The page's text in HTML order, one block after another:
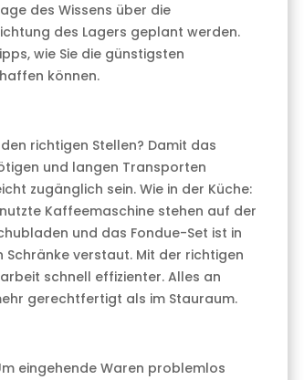
des Wissens über die
des Lagers geplant werden.
wie Sie die günstigsten
können.
richtigen Stellen? Damit das
und langen Transporten
zugänglich sein. Wie in der Küche:
Kaffeemaschine stehen auf der
und das Fondue-Set ist in
verstaut. Mit der richtigen
schnell effizienter. Alles an
gerechtfertigt als im Stauraum.
eingehende Waren problemlos